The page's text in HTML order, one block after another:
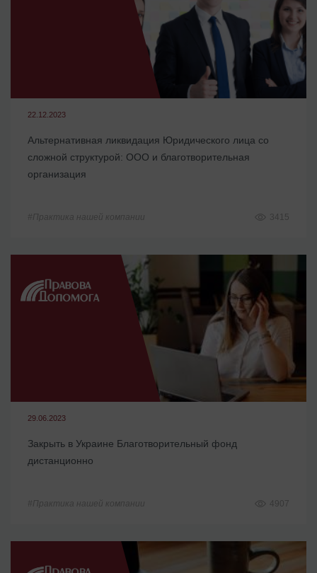
22.12.2023
Альтернативная ликвидация Юридического лица со
сложной структурой: ООО и благотворительная
организация
#Практика нашей компании 3415
29.06.2023
Закрыть в Украине Благотворительный фонд
дистанционно
#Практика нашей компании 4907